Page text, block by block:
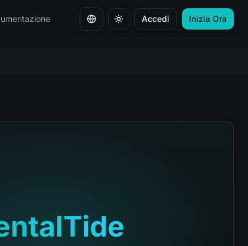
Cambia linguaAccedi Inizia Ora